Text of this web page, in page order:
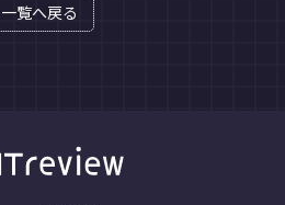
一覧へ戻る